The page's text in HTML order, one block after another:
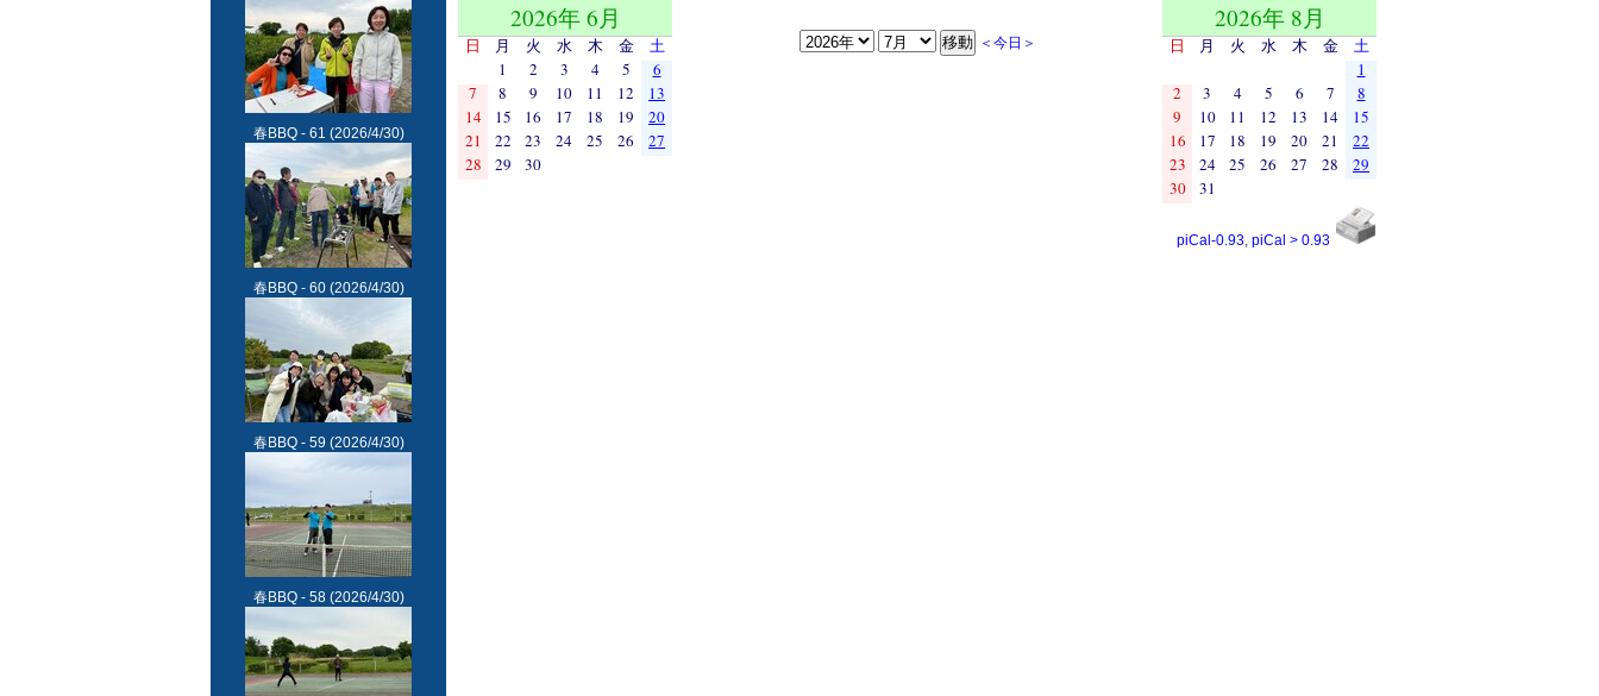
春BBQ - 61 (2026/4/30)
春BBQ - 60(2026/4/30)
春BBQ - 59 (2026/4/30)
春BBQ - 58(2026/4/30)
＜今日＞
2026年 6月
日 月 火 水 木 金
土
1
2 3 4 5
6
7
8 9 10 11 12
13
14
15 16 17 18 19
20
21
22 23 24 25 26
27
28
29 30
2026年 8月
日 月 火 水 木 金
土
1
2
3 4 5 6 7
8
9
10 11 12 13 14
15
16
17 18 19 20 21
22
23
24 25 26 27 28
29
30
31
piCal-0.93 piCal > 0.93